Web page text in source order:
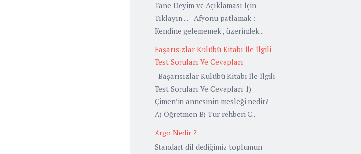
Tane Deyim ve Açıklaması İçin
Tıklayın ... - Afyonu patlamak :
Kendine gelememek , üzerindek...
Başarısızlar Kulübü Kitabı İle İlgili
Test Soruları Ve Cevapları
Başarısızlar Kulübü Kitabı İle İlgili
Test Soruları Ve Cevapları 1)
Çimen’in annesinin mesleği nedir?
A) Öğretmen B) Tur rehberi C...
Argo Nedir ?
Standart dil dediğimiz toplumun